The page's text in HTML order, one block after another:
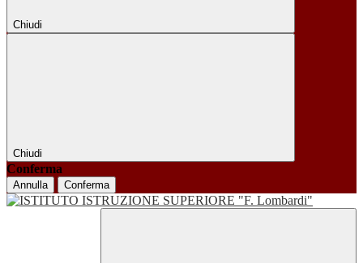
Chiudi
Chiudi
Conferma
Annulla Conferma